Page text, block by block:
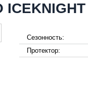
Сезонность:
Протектор: